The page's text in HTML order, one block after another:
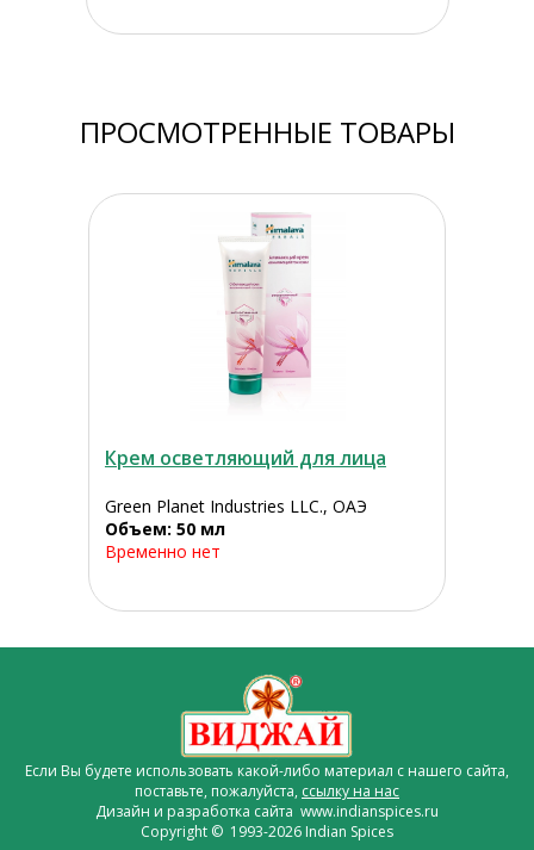
ПРОСМОТРЕННЫЕ ТОВАРЫ
Крем осветляющий для лица
Green Planet Industries LLC., ОАЭ
Объем: 50 мл
Временно нет
Если Вы будете использовать какой-либо материал с нашего сайта,
поставьте, пожалуйста, ссылку на нас
Дизайн и разработка сайта www.indianspices.ru
Copyright © 1993-2026 Indian Spices